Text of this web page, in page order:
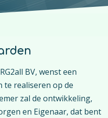
BV, wenst een
te realiseren op de
zal de ontwikkeling,
en Eigenaar, dat bent